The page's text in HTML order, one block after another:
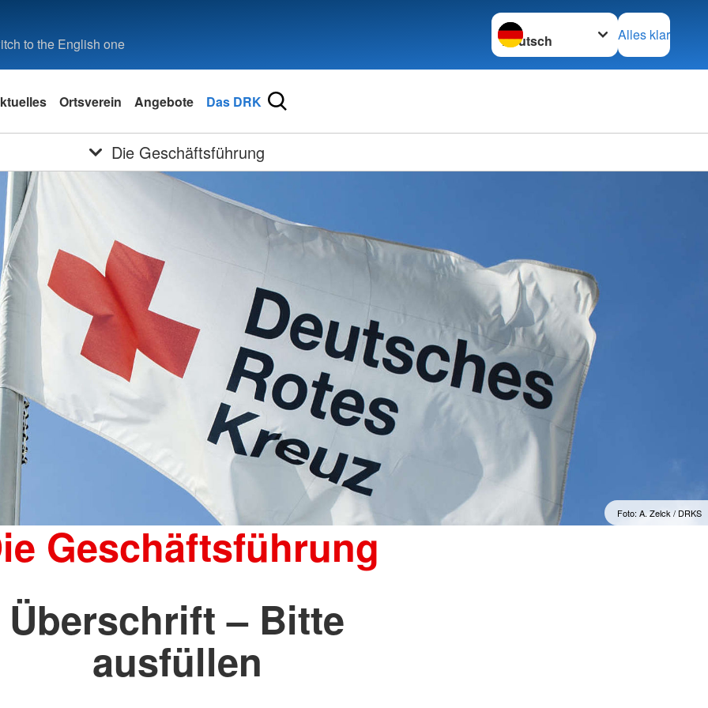
to the English one
Sprache wechseln zu
Alles klar
Ortsverein Angebote Das DRK
Die Geschäftsführung
Foto: A. Zelck / DRKS
Geschäftsführung
Überschrift – Bitte
ausfüllen